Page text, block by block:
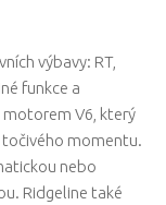
výbavy: RT,
funkce a
V6, který
točivého momentu.
nebo
Ridgeline také